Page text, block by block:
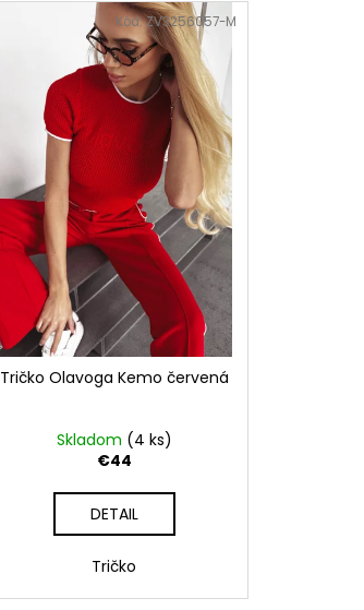
Tričko Olavoga Kemo červená
Skladom (4 ks)
€44
DETAIL
Tričko
Kód:ZV3256057-M